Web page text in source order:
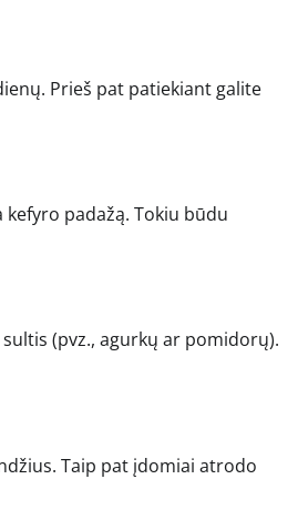
Prieš pat patiekiant galite
padažą. Tokiu būdu
(pvz., agurkų ar pomidorų).
Taip pat įdomiai atrodo